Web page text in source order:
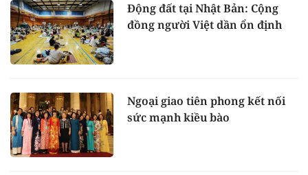
Động đất tại Nhật Bản: Cộng
đồng người Việt dần ổn định
Ngoại giao tiên phong kết nối
sức mạnh kiều bào